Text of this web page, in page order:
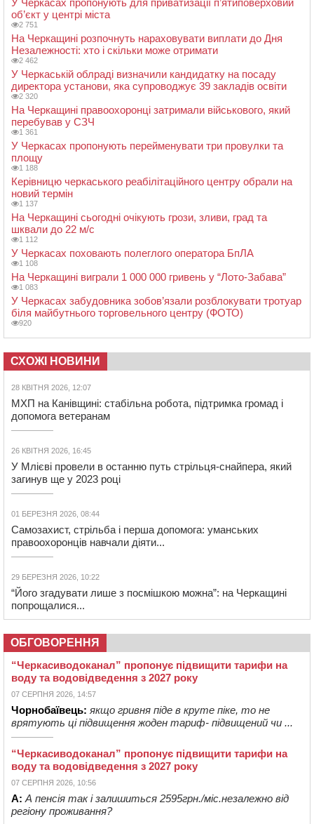
об’єкт у центрі міста
2 751
На Черкащині розпочнуть нараховувати виплати до Дня
Незалежності: хто і скільки може отримати
2 462
У Черкаській облраді визначили кандидатку на посаду
директора установи, яка супроводжує 39 закладів освіти
2 320
На Черкащині правоохоронці затримали військового, який
перебував у СЗЧ
1 361
У Черкасах пропонують перейменувати три провулки та
площу
1 188
Керівницю черкаського реабілітаційного центру обрали на
новий термін
1 137
На Черкащині сьогодні очікують грози, зливи, град та
шквали до 22 м/с
1 112
У Черкасах поховають полеглого оператора БпЛА
1 108
На Черкащині виграли 1 000 000 гривень у “Лото-Забава”
1 083
У Черкасах забудовника зобов’язали розблокувати тротуар
біля майбутнього торговельного центру (ФОТО)
920
СХОЖІ НОВИНИ
28 КВІТНЯ 2026, 12:07
МХП на Канівщині: стабільна робота, підтримка громад і
допомога ветеранам
26 КВІТНЯ 2026, 16:45
У Млієві провели в останню путь стрільця-снайпера, який
загинув ще у 2023 році
01 БЕРЕЗНЯ 2026, 08:44
Самозахист, стрільба і перша допомога: уманських
правоохоронців навчали діяти...
29 БЕРЕЗНЯ 2026, 10:22
“Його згадувати лише з посмішкою можна”: на Черкащині
попрощалися...
ОБГОВОРЕННЯ
“Черкасиводоканал” пропонує підвищити тарифи на
воду та водовідведення з 2027 року
07 СЕРПНЯ 2026, 14:57
Чорнобаївець: якщо гривня піде в круте піке, то не
врятують ці підвищення жоден тариф- підвищений чи ...
“Черкасиводоканал” пропонує підвищити тарифи на
воду та водовідведення з 2027 року
07 СЕРПНЯ 2026, 10:56
А: А пенсія так і залишиться 2595грн./міс.незалежно від
регіону проживання?